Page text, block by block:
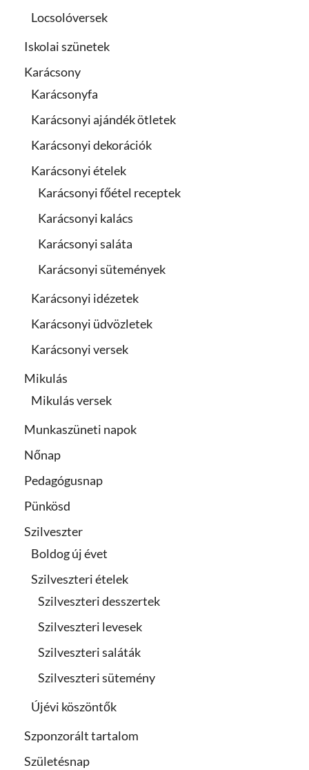
Locsolóversek
Iskolai szünetek
Karácsony
Karácsonyfa
Karácsonyi ajándék ötletek
Karácsonyi dekorációk
Karácsonyi ételek
Karácsonyi főétel receptek
Karácsonyi kalács
Karácsonyi saláta
Karácsonyi sütemények
Karácsonyi idézetek
Karácsonyi üdvözletek
Karácsonyi versek
Mikulás
Mikulás versek
Munkaszüneti napok
Nőnap
Pedagógusnap
Pünkösd
Szilveszter
Boldog új évet
Szilveszteri ételek
Szilveszteri desszertek
Szilveszteri levesek
Szilveszteri saláták
Szilveszteri sütemény
Újévi köszöntők
Szponzorált tartalom
Születésnap